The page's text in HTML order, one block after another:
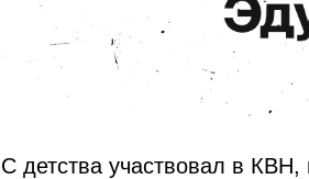
С детства участвовал в